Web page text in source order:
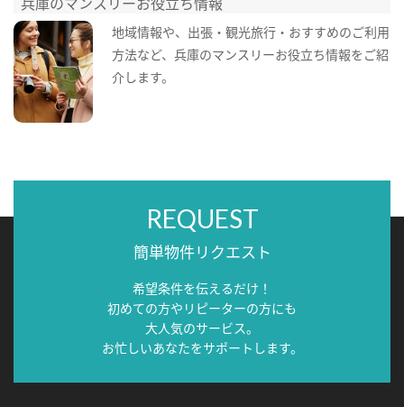
地域情報や、出張・観光旅行・おすすめのご利用
方法など、兵庫のマンスリーお役立ち情報をご紹
介します。
REQUEST
簡単物件リクエスト
希望条件を伝えるだけ！
初めての方やリピーターの方にも
大人気のサービス。
お忙しいあなたをサポートします。